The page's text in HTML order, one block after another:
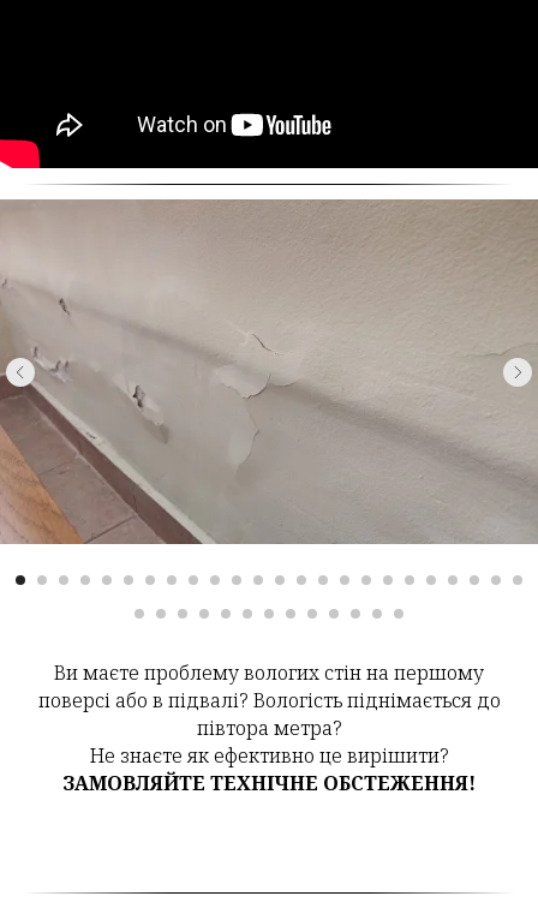
Ви маєте проблему вологих стін на першому
поверсі або в підвалі? Вологість піднімається до
півтора метра?
Не знаєте як ефективно це вирішити?
ЗАМОВЛЯЙТЕ ТЕХНІЧНЕ ОБСТЕЖЕННЯ!